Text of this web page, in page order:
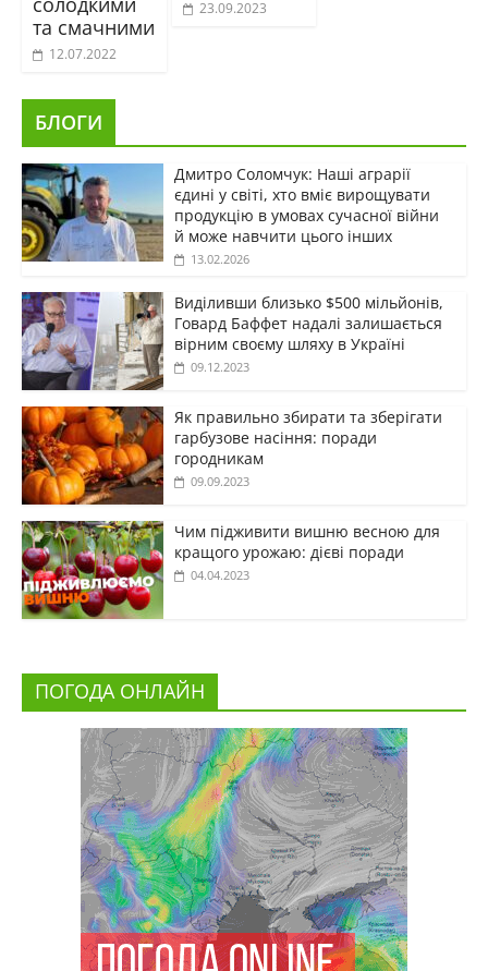
та смачними
12.07.2022
23.09.2023
БЛОГИ
Дмитро Соломчук: Наші аграрії
єдині у світі, хто вміє вирощувати
продукцію в умовах сучасної війни
й може навчити цього інших
13.02.2026
Виділивши близько $500 мільйонів,
Говард Баффет надалі залишається
вірним своєму шляху в Україні
09.12.2023
Як правильно збирати та зберігати
гарбузове насіння: поради
городникам
09.09.2023
Чим підживити вишню весною для
кращого урожаю: дієві поради
04.04.2023
ПОГОДА ОНЛАЙН